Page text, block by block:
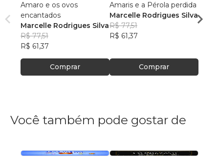
Amaro e os ovos
encantados
Marcelle Rodrigues Silva
R$ 77,51
R$ 61,37
Comprar
Amaris e a Pérola perdida
Marcelle Rodrigues Silva
R$ 77,51
R$ 61,37
Comprar
R$
Você também pode gostar de